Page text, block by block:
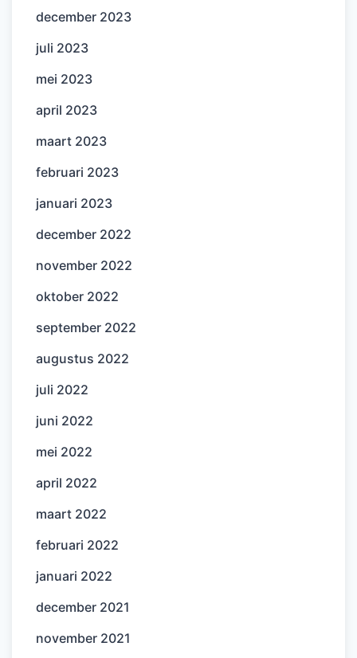
december 2023
juli 2023
mei 2023
april 2023
maart 2023
februari 2023
januari 2023
december 2022
november 2022
oktober 2022
september 2022
augustus 2022
juli 2022
juni 2022
mei 2022
april 2022
maart 2022
februari 2022
januari 2022
december 2021
november 2021